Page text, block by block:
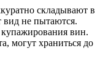
складывают в
вид не пытаются.
купажирования вин.
могут храниться до